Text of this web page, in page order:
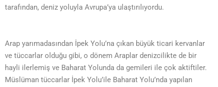
tarafından, deniz yoluyla Avrupa’ya ulaştırılıyordu.
Arap yarımadasından İpek Yolu’na çıkan büyük ticari kervanlar
ve tüccarlar olduğu gibi, o dönem Araplar denizcilikte de bir
hayli ilerlemiş ve Baharat Yolunda da gemileri ile çok aktiftiler.
Müslüman tüccarlar İpek Yolu’ile Baharat Yolu’nda yapılan